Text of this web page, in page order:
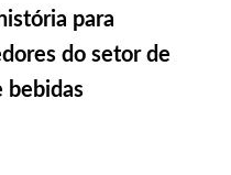
para
do setor de
bebidas